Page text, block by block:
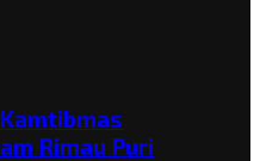
Rimau Puri